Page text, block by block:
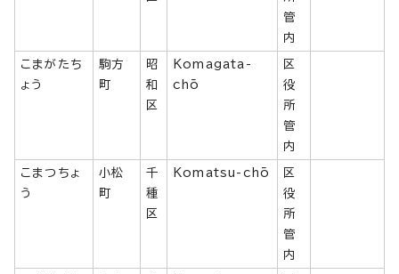
管
内
こまがたち
ょう
駒方
町
昭
和
区
Komagata-
chō
区
役
所
管
内
こまつちょ
う
小松
町
千
種
区
Komatsu-chō
区
役
所
管
内